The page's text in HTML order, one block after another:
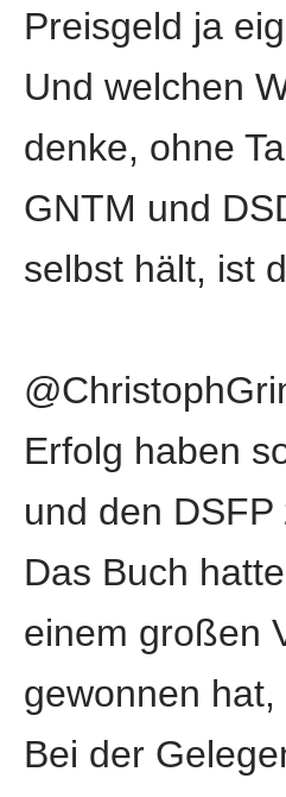
Preisgeld ja
Und welchen
denke, ohne
GNTM und
selbst hält, ist
Erfolg haben
und den DSFP
Das Buch
einem großen
gewonnen
Bei der